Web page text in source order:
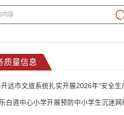
质量信息
远市文旅系统扎实开展2026年“安全生
白道中心小学开展预防中小学生沉迷网